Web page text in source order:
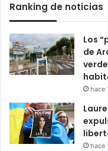
Ranking de noticias
Los
de
hace
hace